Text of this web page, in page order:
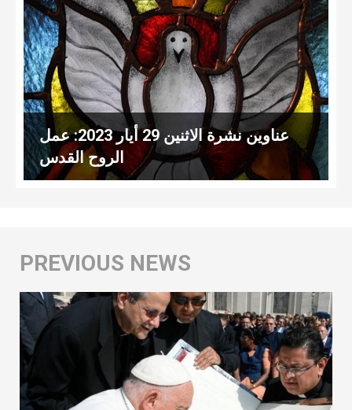
عناوين نشرة الاثنين 29 أيار 2023: عمل
الروح القدس